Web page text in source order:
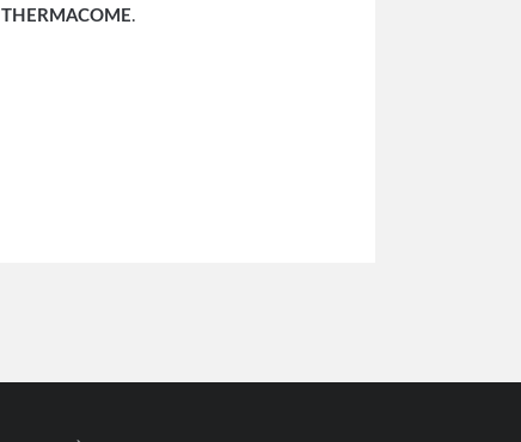
THERMACOME.